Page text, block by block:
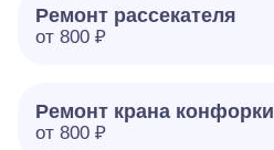
Ремонт рассекателя
от 800 ₽
Ремонт крана конфорки
от 800 ₽